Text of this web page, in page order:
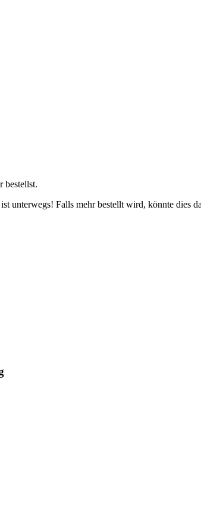
bestellst.
unterwegs! Falls mehr bestellt wird, könnte dies